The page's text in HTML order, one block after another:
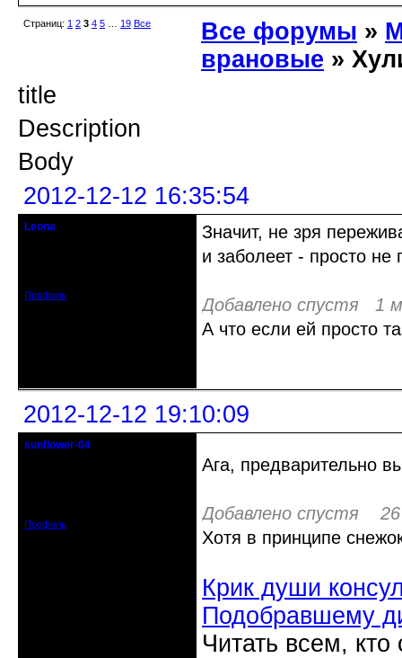
Страниц: 1 2 3 4 5 19 Все Все форумы »
врановые »
title
Description
Body
2012-12-12 16:35:54
Leona
Профиль
Значит, не зря
и заболеет - просто не
Добавлено спустя 1
А что если ей просто
2012-12-12 19:10:09
sunflower-04
Профиль
Ага, предварительно
Добавлено спустя 26
Хотя в принципе
Крик души
Подобравшему
Читать всем,